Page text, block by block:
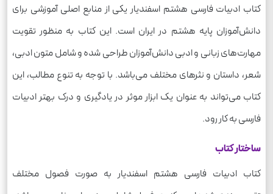
کتاب ادبیات فارسی هشتم اسفندیار یکی از منابع اصلی آموزشی برای
دانش‌آموزان پایه هشتم در ایران است. این کتاب به منظور تقویت
مهارت‌های زبانی و ادبی دانش‌آموزان طراحی شده و شامل متون ادبی،
شعر، داستان و نثرهای مختلف می‌باشد. با توجه به تنوع مطالب، این
کتاب می‌تواند به عنوان یک ابزار موثر در یادگیری و درک بهتر ادبیات
فارسی به کار رود.
ساختار کتاب
کتاب ادبیات فارسی هشتم اسفندیار به صورت فصول مختلف